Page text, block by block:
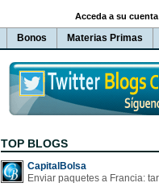
Bonos Materias Primas
Acceda a su cuenta
TOP BLOGS
CapitalBolsa